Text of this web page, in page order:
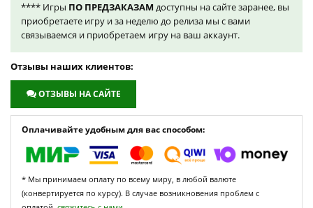
**** Игры ПО ПРЕДЗАКАЗАМ доступны на сайте заранее, вы
приобретаете игру и за неделю до релиза мы с вами
связываемся и приобретаем игру на ваш аккаунт.
Отзывы наших клиентов:
ОТЗЫВЫ НА САЙТЕ
Оплачивайте удобным для вас способом:
* Мы принимаем оплату по всему миру, в любой валюте
(конвертируется по курсу). В случае возникновения проблем с